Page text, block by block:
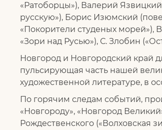
«Ратоборцы»), Валерий
русскую»), Борис Изюмский
«Покорители студеных морей»),
«Зори над Русью»), С. Злобин
Новгород и Новгородский край
пульсирующая часть нашей
художественной литературе, в
По горячим следам событий,
«Новгороду», «Новгород
Рождественского («Волховская